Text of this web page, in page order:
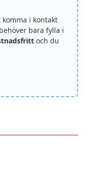
i kontakt
bara fylla i
och du